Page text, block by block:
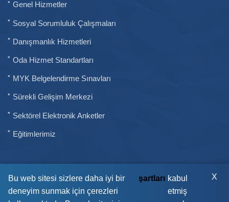
Bu web sitesi sizlere daha iyi bir
deneyim sunmak için çerezleri
şartları kabul
etmiş
X
Genel Hizmetler
Sosyal Sorumluluk Çalışmaları
Danışmanlık Hizmetleri
Oda Hizmet Standartları
MYK Belgelendirme Sınavları
Sürekli Gelişim Merkezi
Sektörel Elektronik Anketler
Eğitimlerimiz